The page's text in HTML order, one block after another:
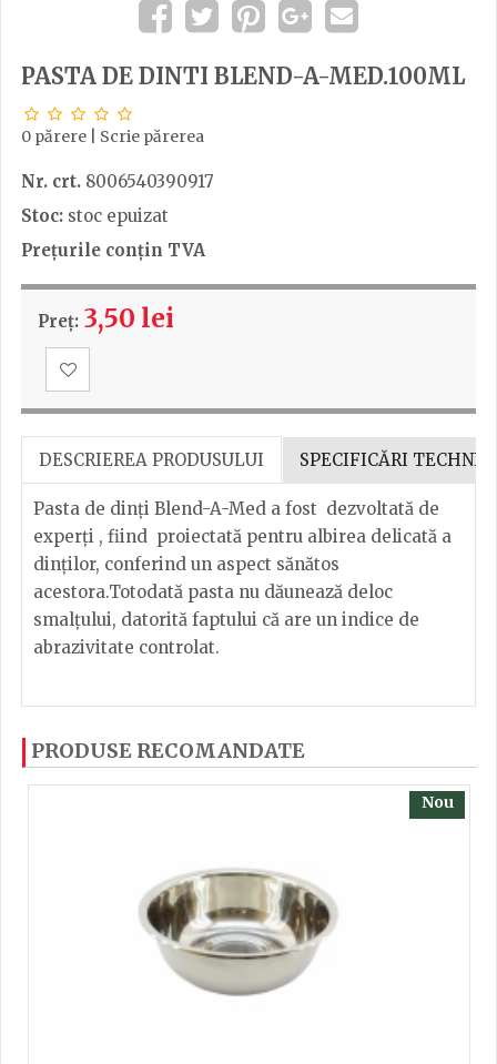
PASTA DE DINTI BLEND-A-MED.100ML
0 părere Scrie părerea
Nr. crt. 8006540390917
Stoc: stoc epuizat
Prețurile conțin TVA
Preț: 3,50 lei
DESCRIEREA PRODUSULUI SPECIFICĂRI
Pasta de dinți Blend-A-Med a fost dezvoltată de
experți , fiind proiectată pentru albirea delicată a
dinților, conferind un aspect sănătos
acestora.Totodată pasta nu dăunează deloc
smalțului, datorită faptului că are un indice de
abrazivitate controlat.
cu ajutorul steluțelor, și scrieți părerea dvs. Pentru
a putea să scrieți părerea trebuie să fiți înregistrat.
PRODUSE RECOMANDATE
Nou